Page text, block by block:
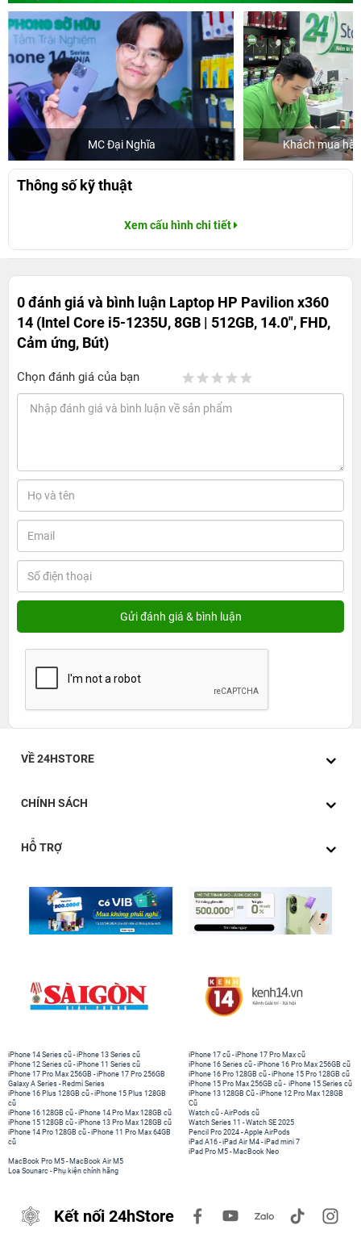
MC Đại Nghĩa Khách mua
Thông số kỹ thuật
Xem cấu hình chi tiết
0 đánh giá và bình luận Laptop HP Pavilion x360
14 (Intel Core i5-1235U, 8GB | 512GB, 14.0", FHD,
Cảm ứng, Bút)
Chọn đánh giá của bạn
VỀ 24HSTORE
CHÍNH SÁCH
HỖ TRỢ
iPhone 14 Series cũ -iPhone 13 Series cũ
iPhone 12 Series cũ -iPhone 11 Series cũ
iPhone 17 Pro Max 256GB -iPhone 17 Pro 256GB
Galaxy A Series - Redmi Series
iPhone 17 cũ -iPhone 17 Pro Max cũ
iPhone 16 Series cũ - iPhone 16 Pro Max 256GB cũ
iPhone 16 Pro 128GB cũ -iPhone 15 Pro 128GB cũ
iPhone 15 Pro Max 256GB cũ - iPhone 15 Series cũ
iPhone 16 Plus 128GB cũ -iPhone 15 Plus 128GB
cũ
iPhone 16 128GB cũ -iPhone 14 Pro Max 128GB cũ
iPhone 15 128GB cũ -iPhone 13 Pro Max 128GB cũ
iPhone 14 Pro 128GB cũ -iPhone 11 Pro Max 64GB
cũ
iPhone 13 128GB Cũ -iPhone 12 Pro Max 128GB
Cũ
Watch cũ -AirPods cũ
Watch Series 11 -Watch SE 2025
Pencil Pro 2024 -Apple AirPods
iPad A16 -iPad Air M4 -iPad mini 7
iPad Pro M5 - MacBook Neo
MacBook Pro M5 - MacBook Air M5
Loa Sounarc - Phụ kiện chính hãng
Kết nối 24hStore